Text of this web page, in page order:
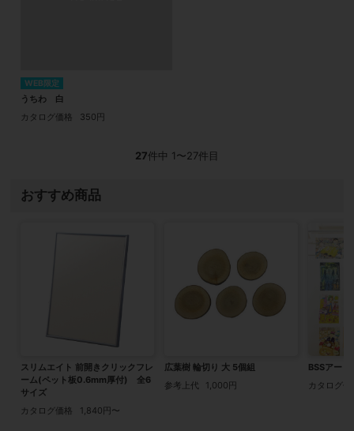
WEB限定
うちわ 白
カタログ価格
350円
27件中 1〜27件目
おすすめ商品
スリムエイト 前開きクリックフレ
ーム(ペット板0.6mm厚付) 全6
サイズ
カタログ価格
1,840円〜
広葉樹 輪切り 大 5個組
参考上代
1,000円
BSSアー
カタログ価